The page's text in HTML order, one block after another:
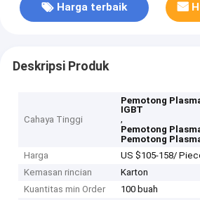
Harga terbaik
Deskripsi Produk
Cahaya Tinggi
Pemotong
IGBT
,
Pemotong
Pemotong
Harga
US $105-158/
Kemasan rincian
Karton
Kuantitas min Order
100 buah